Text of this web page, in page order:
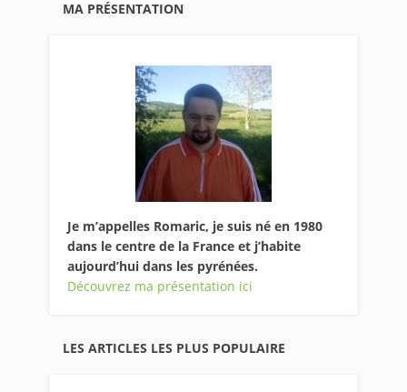
MA PRÉSENTATION
Je m’appelles Romaric, je suis né en 1980
dans le centre de la France et j’habite
aujourd’hui dans les pyrénées.
Découvrez ma présentation ici
LES ARTICLES LES PLUS POPULAIRE